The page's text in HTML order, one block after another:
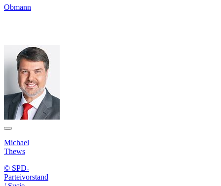
Obmann
Michael
Thews
© SPD-
Parteivorstand